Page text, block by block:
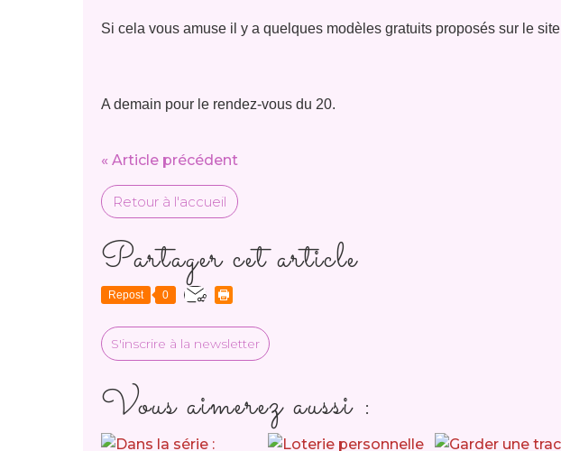
Si cela vous amuse il y a quelques modèles gratuits proposés sur le site
A demain pour le rendez-vous du 20.
« Article précédent
Retour à l'accueil
Partager cet article
Repost 0
S'inscrire à la newsletter
Vous aimerez aussi :